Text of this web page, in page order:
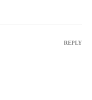
REPLY